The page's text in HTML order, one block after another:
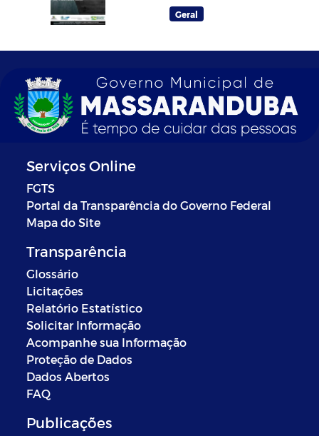
Geral
Serviços Online
FGTS
Portal da Transparência do Governo Federal
Mapa do Site
Transparência
Glossário
Licitações
Relatório Estatístico
Solicitar Informação
Acompanhe sua Informação
Proteção de Dados
Dados Abertos
FAQ
Publicações